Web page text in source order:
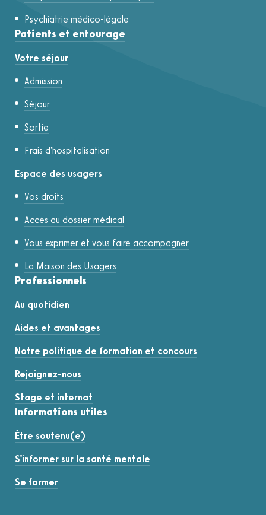
Psychiatrie médico-légale
Patients et entourage
Votre séjour
Admission
Séjour
Sortie
Frais d'hospitalisation
Espace des usagers
Vos droits
Accès au dossier médical
Vous exprimer et vous faire accompagner
La Maison des Usagers
Professionnels
Au quotidien
Aides et avantages
Notre politique de formation et concours
Rejoignez-nous
Stage et internat
Informations utiles
Être soutenu(e)
S'informer sur la santé mentale
Se former